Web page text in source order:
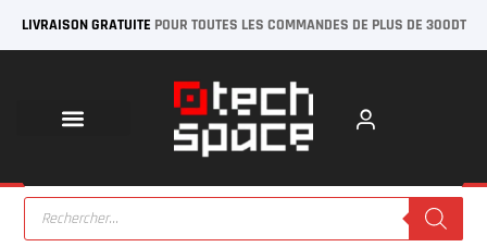
LIVRAISON GRATUITE POUR TOUTES LES COMMANDES DE PLUS DE 300DT